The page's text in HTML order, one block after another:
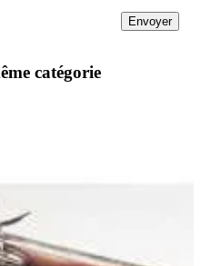
Envoyer
catégorie